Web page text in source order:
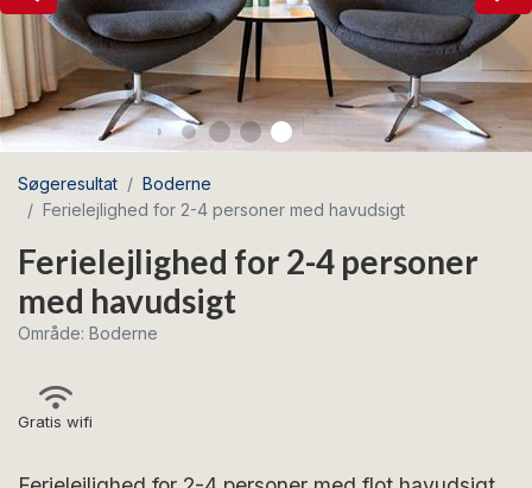
Søgeresultat
Boderne
Ferielejlighed for 2-4 personer med havudsigt
Ferielejlighed for 2-4 personer
med havudsigt
Område: Boderne
Gratis wifi